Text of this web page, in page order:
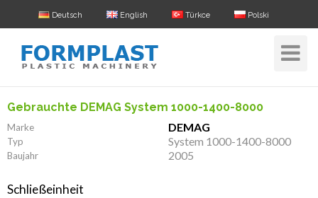
Deutsch English Türkce Polski
Toggle
Gebrauchte DEMAG System 1000-1400-8000
Marke DEMAG
Typ System 1000-1400-8000
Baujahr 2005
Schließeinheit